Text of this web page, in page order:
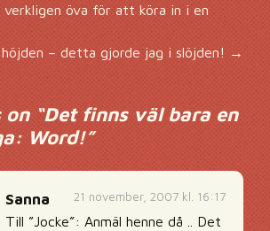
verkligen öva för att köra in i en
höjden – detta gjorde jag i slöjden! →
“Det finns väl bara en
Word!”
21 november, 2007 kl. 16:17
Sanna
Till ”Jocke”: Anmäl henne då .. Det